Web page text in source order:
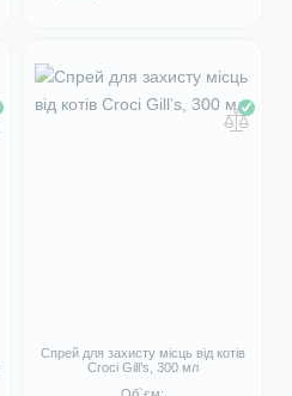
Спрей для захисту місць від котів
Croci Gill’s, 300 мл